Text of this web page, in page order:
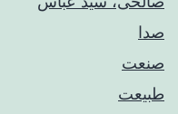
صدا
صنعت
طبیعت